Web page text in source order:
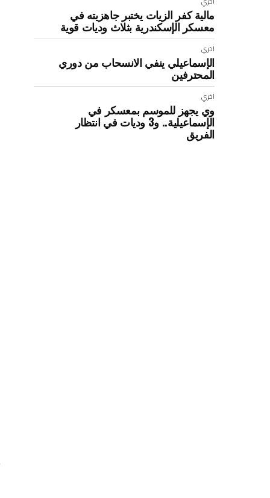
مالية كفر الزيات يختبر جاهزيته في
معسكر الإسكندرية بثلاث وديات قوية
اخري
الإسماعيلي ينفي الانسحاب من دوري
المحترفين
اخري
وي يجهز للموسم بمعسكر في
الإسماعيلية.. و3 وديات في انتظار
الفريق